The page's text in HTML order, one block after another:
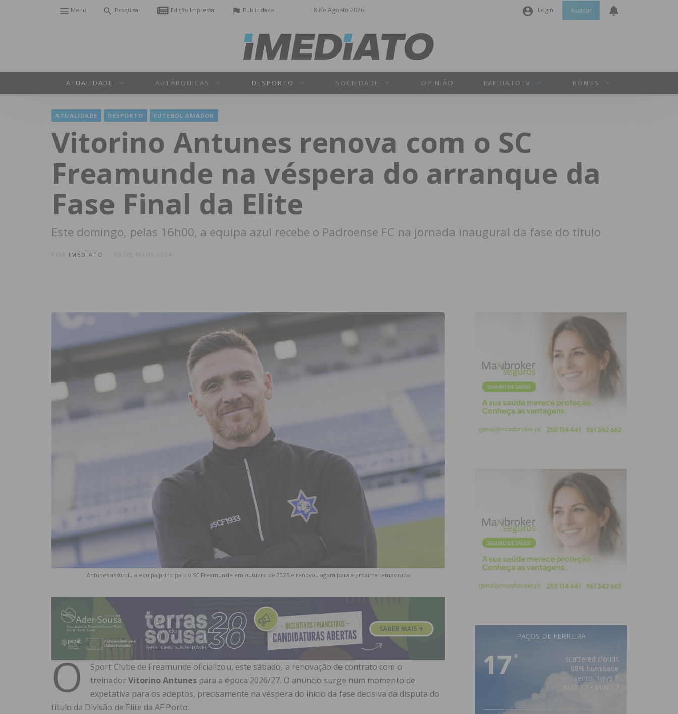
8 de Agosto 2026
Menu Pesquisar Edição Impressa Publicidade Login
Senha
Perdeu a sua senha?
Assinar
ATUALIDADE AUTÁRQUICAS DESPORTO SOCIEDADE OPINIÃO IMEDIATOTV BÓNUS
ATUALIDADE DESPORTO FUTEBOL AMADOR
Vitorino Antunes renova com o SC
Freamunde na véspera do arranque da
Fase Final da Elite
Este domingo, pelas 16h00, a equipa azul recebe o Padroense FC na jornada inaugural da fase do título
IMEDIATO 10 DE MAIO 2026
Antunes assumiu a equipa principal do SC Freamunde em outubro de 2025 e renovou agora para a próxima temporada
O
Sport Clube de Freamunde oficializou, este sábado, a renovação de contrato com o
treinadorVitorino Antunes para a época 2026/27. O anúncio surge num momento de
expetativa para os adeptos, precisamente na véspera do início da fase decisiva da disputa do
título da Divisão de Elite da AF Porto.
PAÇOS DE FERREIRA
17 °
scattered clouds
88% humidade
vento: 1m/s E
MAX 17 • MIN 17